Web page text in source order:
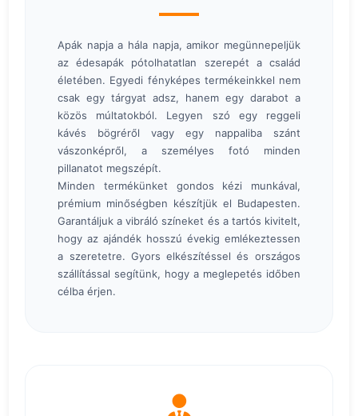
Apák napja a hála napja, amikor megünnepeljük
az édesapák pótolhatatlan szerepét a család
életében. Egyedi fényképes termékeinkkel nem
csak egy tárgyat adsz, hanem egy darabot a
közös múltatokból. Legyen szó egy reggeli
kávés bögréről vagy egy nappaliba szánt
vászonképről, a személyes fotó minden
pillanatot megszépít.
Minden termékünket gondos kézi munkával,
prémium minőségben készítjük el Budapesten.
Garantáljuk a vibráló színeket és a tartós kivitelt,
hogy az ajándék hosszú évekig emlékeztessen
a szeretetre. Gyors elkészítéssel és országos
szállítással segítünk, hogy a meglepetés időben
célba érjen.